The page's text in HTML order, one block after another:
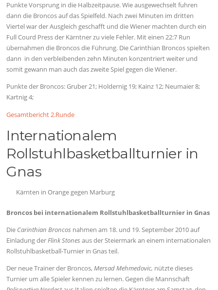
Punkte Vorsprung in die Halbzeitpause. Wie ausgewechselt fuhren
dann die Broncos auf das Spielfeld. Nach zwei Minuten im dritten
Viertel war der Ausgleich geschafft und die Wiener machten durch ein
Full Courd Press der Kärntner zu viele Fehler. Mit einen 22:7 Run
übernahmen die Broncos die Führung. Die Carinthian Broncos spielten
dann in den verbleibenden zehn Minuten konzentriert weiter und
somit gewann man auch das zweite Spiel gegen die Wiener.
Punkte der Broncos: Gruber 21; Holdernig 19; Kainz 12; Neumaier 8;
Kartnig 4;
Gesamtbericht 2.Runde
Internationalem
Rollstuhlbasketballturnier in
Gnas
Kärnten in Orange gegen Marburg
Broncos bei internationalem Rollstuhlbasketballturnier in Gnas
Die Carinthian Broncos nahmen am 18. und 19. September 2010 auf
Einladung derFlink Stones aus der Steiermark an einem internationalen
Rollstuhlbasketball-Turnier in Gnas teil.
Der neue Trainer der Broncos,Mersad Mehmedovic, nützte dieses
Turnier um alle Spieler kennen zu lernen. Gegen die Mannschaft